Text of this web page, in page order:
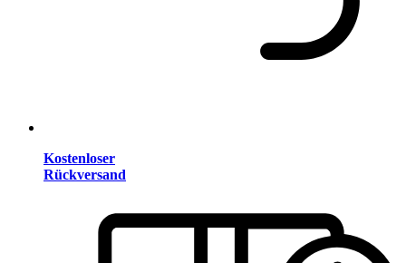
Kostenloser
Rückversand